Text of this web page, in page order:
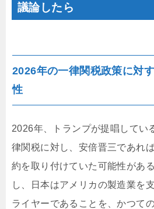
議論したら
2026年の一律関税政策に対
性
2026年、トランプが提唱してい
律関税に対し、安倍晋三であれ
約を取り付けていた可能性があ
し、日本はアメリカの製造業を
ライヤーであることを、かつて